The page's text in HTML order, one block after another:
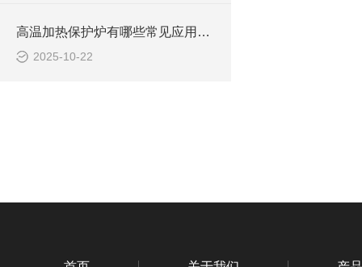
高温加热保护炉有哪些常见应用场景
2025-10-22